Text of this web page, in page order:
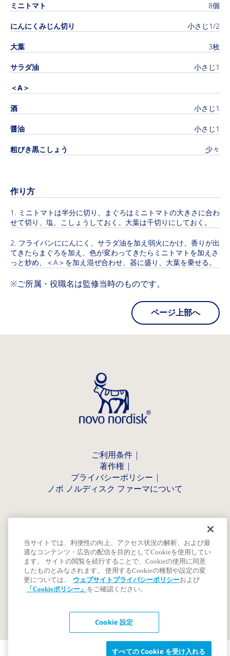
ミニトマト
8個
にんにくみじん切り
小さじ1/2
大葉
3枚
サラダ油
小さじ1
＜A＞
酒
小さじ1
醤油
小さじ1
粗びき黒こしょう
少々
作り方
ミニトマトは半分に切り、まぐろはミニトマトの大きさに合わ
せて切り、塩、こしょうしておく。大葉は千切りにしておく。
フライパンににんにく、サラダ油を加え弱火にかけ、香りが出
てきたらまぐろを加え、色が変わってきたらミニトマトを加えさ
っと炒め、＜A＞を加え混ぜ合わせ、器に盛り、大葉を乗せる。
※ご所属・役職名は監修当時のものです。
ページ上部へ
ご利用条件
著作権
プライバシーポリシー
ノボ ノルディスク ファーマについて
当サイトでは、利便性の向上、アクセス状況の解析、および最
適なコンテンツ・広告の配信を目的としてCookieを使用してい
ます。 サイトの閲覧を続行することで、Cookieの使用に同意
したものとみなされます。 使用するCookieの種類や設定の変
更については、
ウェブサイトプライバシーポリシーおよび
「Cookieポリシー」 をご確認ください。
Cookie 設定
すべての Cookie を受け入れる